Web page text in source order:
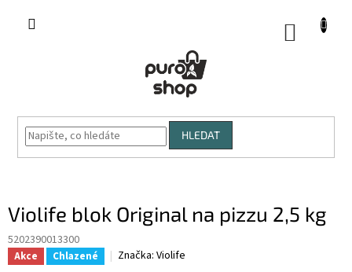
HLEDAT
Violife blok Original na pizzu 2,5 kg
5202390013300
Akce Chlazené Značka: Violife